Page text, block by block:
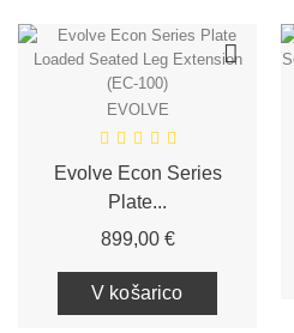
EVOLVE
Evolve Econ Series
Plate...
899,00 €Cena
V košarico